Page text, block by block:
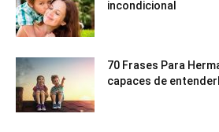
incondicional
70 Frases Para
capaces de